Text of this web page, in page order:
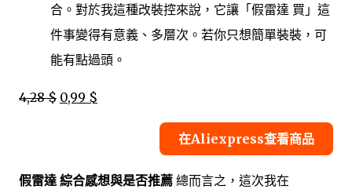
合。對於我這種改裝控來說，它讓「假雷達 買」這
件事變得有意義、多層次。若你只想簡單裝裝，可
能有點過頭。
4,28 $ 0,99 $
在Aliexpress查看商品
假雷達 綜合感想與是否推薦 總而言之，這次我在